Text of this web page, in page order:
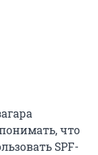
что
SPF-